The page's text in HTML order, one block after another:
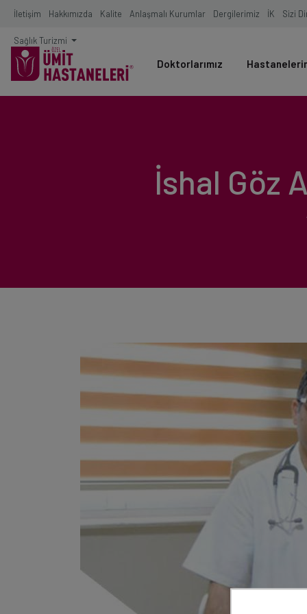
İletişim Hakkımızda Kalite Anlaşmalı Kurumlar Dergilerimiz İK Sizi
Sağlık Turizmi
Doktorlarımız
İshal Göz